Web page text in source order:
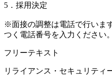
5．採用決定
※面接の調整は電話で行いま
つく電話番号を入力ください。
フリーテキスト
リライアンス・セキュリティ